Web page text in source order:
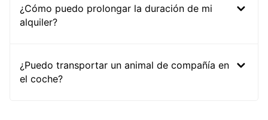
¿Cómo puedo prolongar la duración de mi
alquiler?
¿Puedo transportar un animal de compañía en
el coche?